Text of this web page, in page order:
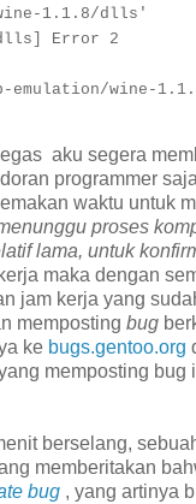
1.1.8/dlls'
Error 2
emulation/wine-
aku segera
programmer
waktu untuk
proses
lama, untuk
maka dengan
jam kerja yang
memposting bug
ke bugs.gentoo.org
memposting bug
berselang,
memberitakan
bug , yang artinya